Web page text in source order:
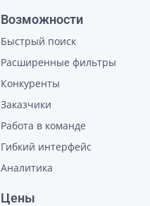
Возможности
Быстрый поиск
Расширенные фильтры
Конкуренты
Заказчики
Работа в команде
Гибкий интерфейс
Аналитика
Цены